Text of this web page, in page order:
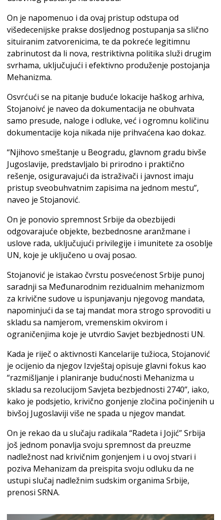
On je napomenuo i da ovaj pristup odstupa od
višedecenijske prakse dosljednog postupanja sa slično
situiranim zatvorenicima, te da pokreće legitimnu
zabrinutost da li nova, restriktivna politika služi drugim
svrhama, uključujući i efektivno produženje postojanja
Mehanizma.
Osvrćući se na pitanje buduće lokacije haškog arhiva,
Stojanoivć je naveo da dokumentacija ne obuhvata
samo presude, naloge i odluke, već i ogromnu količinu
dokumentacije koja nikada nije prihvaćena kao dokaz.
“Njihovo smeštanje u Beogradu, glavnom gradu bivše
Jugoslavije, predstavljalo bi prirodno i praktično
rešenje, osiguravajući da istraživači i javnost imaju
pristup sveobuhvatnim zapisima na jednom mestu”,
naveo je Stojanović.
On je ponovio spremnost Srbije da obezbijedi
odgovarajuće objekte, bezbednosne aranžmane i
uslove rada, uključujući privilegije i imunitete za osoblje
UN, koje je uključeno u ovaj posao.
Stojanović je istakao čvrstu posvećenost Srbije punoj
saradnji sa Međunarodnim rezidualnim mehanizmom
za krivične sudove u ispunjavanju njegovog mandata,
napominjući da se taj mandat mora strogo sprovoditi u
skladu sa namjerom, vremenskim okvirom i
ograničenjima koje je utvrdio Savjet bezbjednosti UN.
Kada je riječ o aktivnosti Kancelarije tužioca, Stojanović
je ocijenio da njegov Izvještaj opisuje glavni fokus kao
“razmišljanje i planiranje budućnosti Mehanizma u
skladu sa rezolucijom Savjeta bezbjednosti 2740”, iako,
kako je podsjetio, krivično gonjenje zločina počinjenih u
bivšoj Jugoslaviji više ne spada u njegov mandat.
On je rekao da u slučaju radikala “Radeta i Jojić” Srbija
još jednom ponavlja svoju spremnost da preuzme
nadležnost nad krivičnim gonjenjem i u ovoj stvari i
poziva Mehanizam da preispita svoju odluku da ne
ustupi slučaj nadležnim sudskim organima Srbije,
prenosi SRNA.